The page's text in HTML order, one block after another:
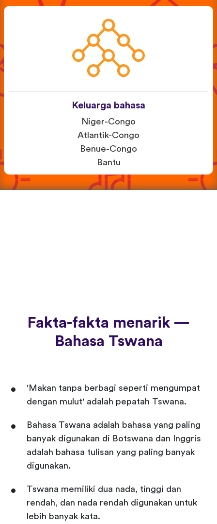
Keluarga bahasa
Niger-Congo
Atlantik-Congo
Benue-Congo
Bantu
Fakta-fakta menarik —
Bahasa Tswana
'Makan tanpa berbagi seperti mengumpat
dengan mulut' adalah pepatah Tswana.
Bahasa Tswana adalah bahasa yang paling
banyak digunakan di Botswana dan Inggris
adalah bahasa tulisan yang paling banyak
digunakan.
Tswana memiliki dua nada, tinggi dan
rendah, dan nada rendah digunakan untuk
lebih banyak kata.